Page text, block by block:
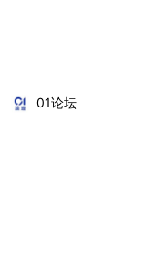
01论坛